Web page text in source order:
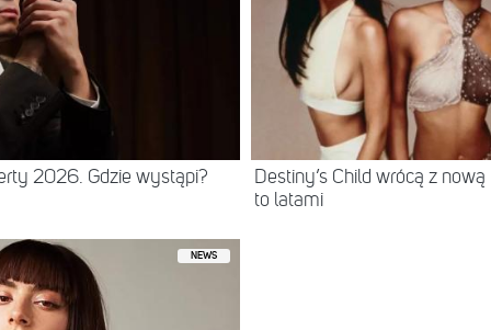
2026. Gdzie wystąpi?
Destiny’s Child wrócą z
to latami
NEWS